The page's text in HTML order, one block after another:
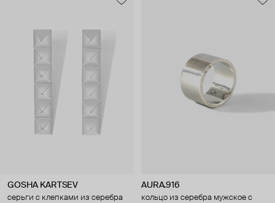
GOSHA KARTSEV
серьги с клепками из серебра
AURA.916
кольцо из серебра мужское с